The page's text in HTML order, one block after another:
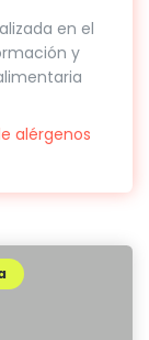
en el
y
alérgenos